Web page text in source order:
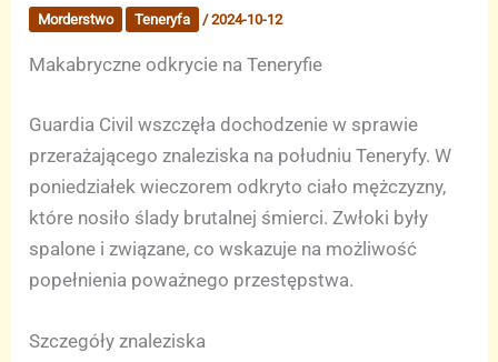
Morderstwo Teneryfa /2024-10-12
Makabryczne odkrycie na Teneryfie
Guardia Civil wszczęła dochodzenie w sprawie
przerażającego znaleziska na południu Teneryfy. W
poniedziałek wieczorem odkryto ciało mężczyzny,
które nosiło ślady brutalnej śmierci. Zwłoki były
spalone i związane, co wskazuje na możliwość
popełnienia poważnego przestępstwa.
Szczegóły znaleziska